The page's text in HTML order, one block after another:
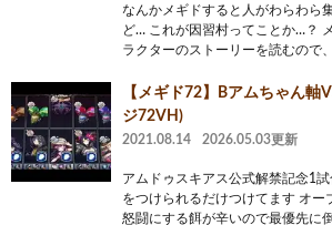
なんかメギドすると人がわらわら
ど… これが因習村ってことか…？
ラクターのストーリーを読むので
【メギド72】Bアムちゃん軸
ジ72VH)
2021.08.14 2026.05.03更新
アムドゥスキアス公式解禁記念1
をつけられるだけつけてます オー
怒闘にする餌が辛いので最優先に